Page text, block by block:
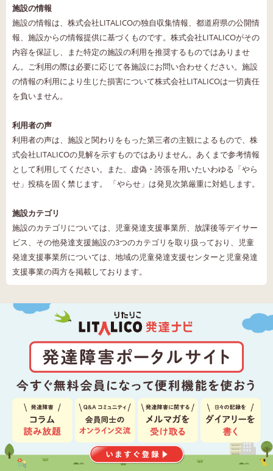
施設の情報
施設の情報は、株式会社LITALICOの独自収集情報、都道府県の公開情
報、施設からの情報提供に基づくものです。株式会社LITALICOがその
内容を保証し、また特定の施設の利用を推奨するものではありませ
ん。ご利用の際は必要に応じて各施設にお問い合わせください。施設
の情報の利用により生じた損害について株式会社LITALICOは一切責任
を負いません。
利用者の声
利用者の声は、施設と関わりをもった第三者の主観によるもので、株
式会社LITALICOの見解を示すものではありません。あくまで参考情報
として利用してください。また、虚偽・誇張を用いたいわゆる「やら
せ」投稿を固く禁じます。 「やらせ」は発見次第厳重に対処します。
施設カテゴリ
施設のカテゴリについては、児童発達支援事業所、放課後等デイサー
ビス、その他発達支援施設の3つのカテゴリを取り扱っており、児童
発達支援事業所については、地域の児童発達支援センターと児童発達
支援事業の両方を掲載しております。